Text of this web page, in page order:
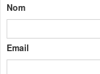
Nom
Email